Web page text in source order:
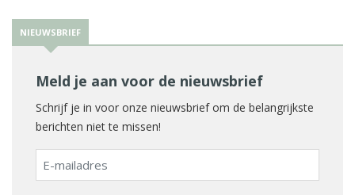
NIEUWSBRIEF
Meld je aan voor de nieuwsbrief
Schrijf je in voor onze nieuwsbrief om de belangrijkste
berichten niet te missen!
E-
mailadres